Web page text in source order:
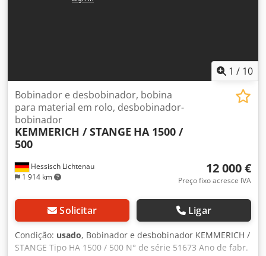
1 / 10
Hessisch Lichtenau
1 914 km
Bobinador e desbobinador, bobina
para material em rolo, desbobinador-
bobinador
KEMMERICH / STANGE HA 1500 /
500
12 000 €
Preço fixo acresce IVA
Solicitar Ligar
Condição: usado, Bobinador e desbobinador KEMMERICH /
STANGE Tipo HA 1500 / 500 N° de série 51673 Ano de fabr.